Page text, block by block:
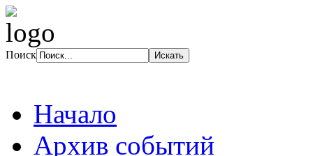
Поиск
Начало
Архив событий